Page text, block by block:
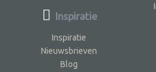
Inspiratie
Inspiratie
Nieuwsbrieven
Blog